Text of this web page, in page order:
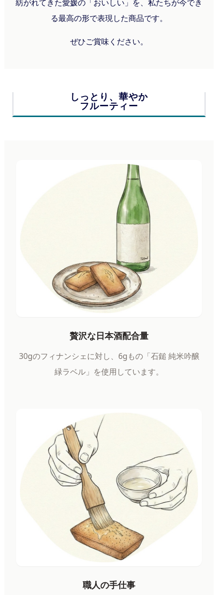
紡がれてきた愛媛の「おいしい」を、私たちが今でき
る最高の形で表現した商品です。
ぜひご賞味ください。
しっとり、華やか
フルーティー
贅沢な日本酒配合量
30gのフィナンシェに対し、6gもの「石鎚 純米吟醸
緑ラベル」を使用しています。
職人の手仕事